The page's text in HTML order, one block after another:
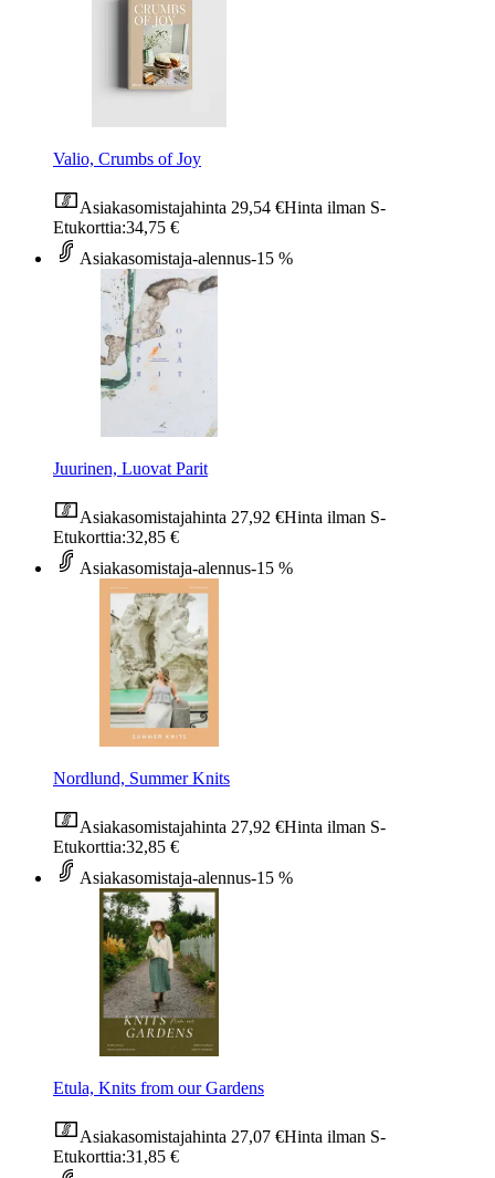
Valio, Crumbs of Joy
Asiakasomistajahinta 29,54 €Hinta ilman S-
Etukorttia:34,75 €
Asiakasomistaja-alennus-15 %
Juurinen, Luovat Parit
Asiakasomistajahinta 27,92 €Hinta ilman S-
Etukorttia:32,85 €
Asiakasomistaja-alennus-15 %
Nordlund, Summer Knits
Asiakasomistajahinta 27,92 €Hinta ilman S-
Etukorttia:32,85 €
Asiakasomistaja-alennus-15 %
Etula, Knits from our Gardens
Asiakasomistajahinta 27,07 €Hinta ilman S-
Etukorttia:31,85 €